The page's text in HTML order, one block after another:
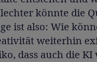
könnte die
ist also: Wie
weiterhin
dass auch die KI